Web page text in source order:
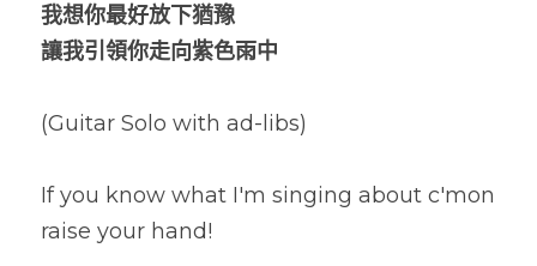
我想你最好放下猶豫
讓我引領你走向紫色雨中
(Guitar Solo with ad-libs)
If you know what I'm singing about c'mon
raise your hand!